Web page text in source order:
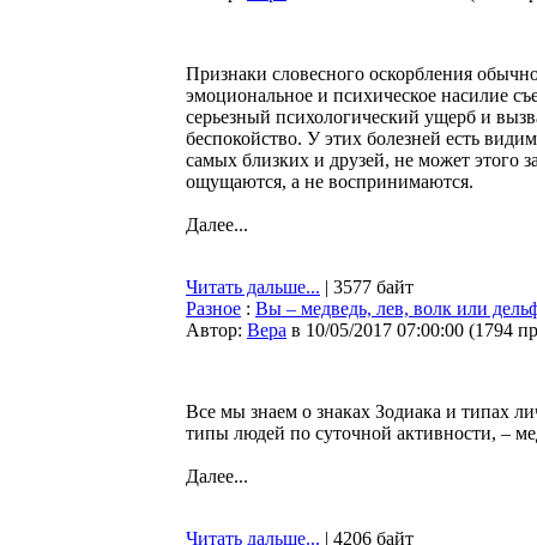
Признаки словесного оскорбления
эмоциональное и психическое насилие
серьезный психологический ущерб и
беспокойство. У этих болезней есть
самых близких и друзей, не может этого
ощущаются, а не воспринимаются.
Далее...
Читать дальше... | 3577 байт
Разное : Вы – медведь, лев, волк или
Автор: Bepa в 10/05/2017 07:00:00 (1794
Все мы знаем о знаках Зодиака и типах
типы людей по суточной активности, –
Далее...
Читать дальше... | 4206 байт